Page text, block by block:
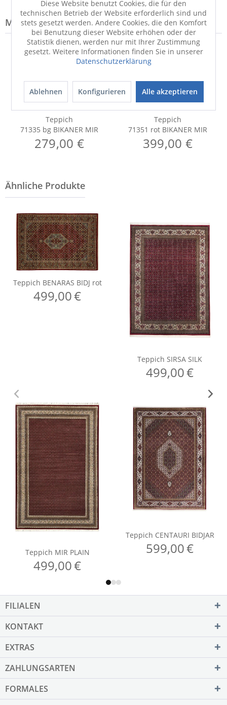
Modell-Familie: BIKANER
Teppich
71335 bg BIKANER MIR
279,00 €
Teppich
71351 rot BIKANER MIR
399,00 €
FILIALEN
KONTAKT
EXTRAS
ZAHLUNGSARTEN
FORMALES
Diese Website benutzt Cookies, die für den
technischen Betrieb der Website erforderlich sind und
stets gesetzt werden. Andere Cookies, die den Komfort
bei Benutzung dieser Website erhöhen oder der
Statistik dienen, werden nur mit Ihrer Zustimmung
gesetzt. Weitere Informationen finden Sie in unserer
Datenschutzerklärung
Ablehnen Konfigurieren Alle akzeptieren